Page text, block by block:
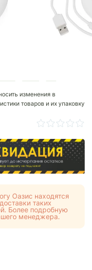
изменения в
товаров и их упаковку
Оазис находятся
таких
Более подробную
менеджера.